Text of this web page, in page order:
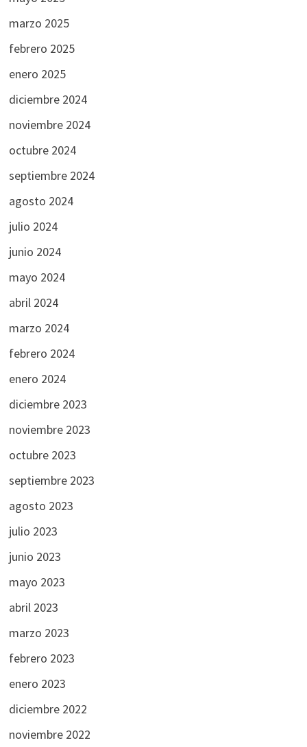
marzo 2025
febrero 2025
enero 2025
diciembre 2024
noviembre 2024
octubre 2024
septiembre 2024
agosto 2024
julio 2024
junio 2024
mayo 2024
abril 2024
marzo 2024
febrero 2024
enero 2024
diciembre 2023
noviembre 2023
octubre 2023
septiembre 2023
agosto 2023
julio 2023
junio 2023
mayo 2023
abril 2023
marzo 2023
febrero 2023
enero 2023
diciembre 2022
noviembre 2022